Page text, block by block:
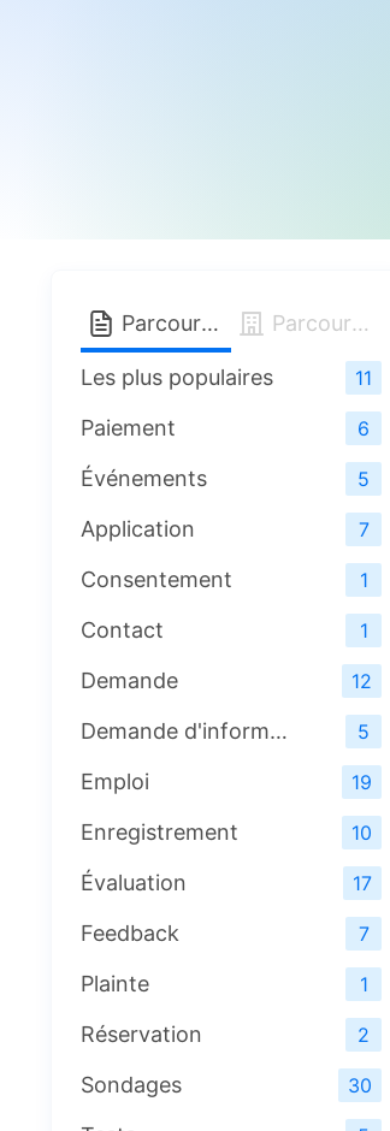
Parcourez par type de formulaire Parcourez par modèle d'entreprise
Les plus populaires 11
Paiement 6
Événements 5
Application 7
Consentement 1
Contact 1
Demande 12
Demande d'information 5
Emploi 19
Enregistrement 10
Évaluation 17
Feedback 7
Plainte 1
Réservation 2
Sondages 30